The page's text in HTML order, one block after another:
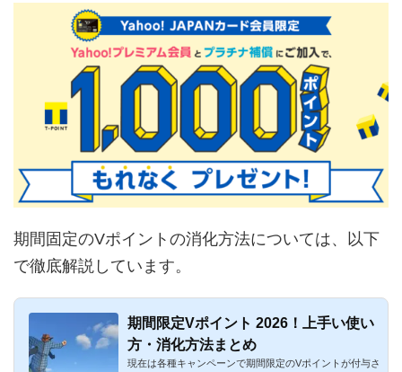
期間固定のVポイントの消化方法については、以下
で徹底解説しています。
期間限定Vポイント 2026！上手い使い
方・消化方法まとめ
現在は各種キャンペーンで期間限定のVポイントが付与さ